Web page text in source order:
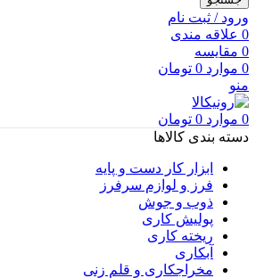
ورود / ثبت نام
0 علاقه مندی
0 مقایسه
0 موارد 0 تومان
منو
0 موارد 0 تومان
دسته بندی کالاها
ابزار کار دست و پایه
فرز و لوازم سرفرز
ذوب و جوش
پولیش کاری
ریخته کاری
آبکاری
مخراجکاری و قلم زنی